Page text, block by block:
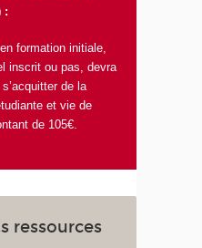
:
formation initiale,
inscrit ou pas, devra
de la
et vie de
de 105€.
ressources